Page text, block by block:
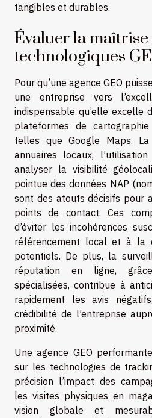
tangibles et durables.
Évaluer la
technologiques
Pour qu’une agence GEO
une entreprise vers
indispensable qu’elle excelle
plateformes de
telles que Google Maps.
annuaires locaux,
analyser la visibilité
pointue des données NAP
sont des atouts décisifs pour
points de contact. Ces
d’éviter les incohérences
référencement local et à la
potentiels. De plus, la
réputation en ligne,
spécialisées, contribue à
rapidement les avis
crédibilité de l’entreprise
proximité.
Une agence GEO
sur les technologies de
précision l’impact des
les visites physiques en
vision globale et